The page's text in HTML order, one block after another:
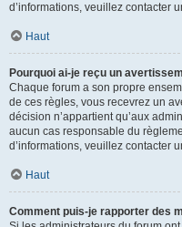
d’informations, veuillez contacter
Haut
Pourquoi ai-je reçu un
Chaque forum a son propre
de ces règles, vous recevrez un
décision n’appartient qu’aux
aucun cas responsable du
d’informations, veuillez contacter
Haut
Comment puis-je rapporter des